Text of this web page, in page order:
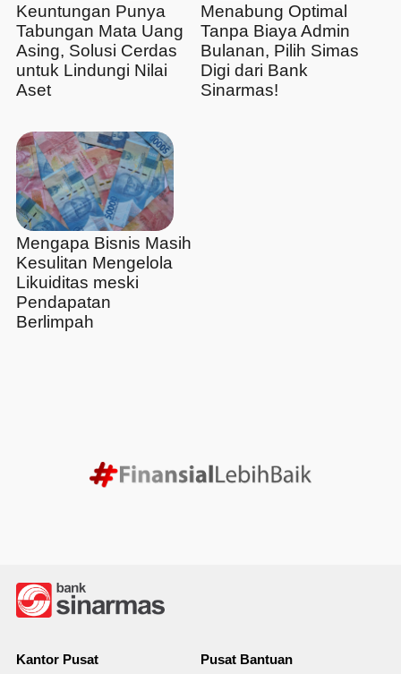
Keuntungan Punya
Tabungan Mata Uang
Asing, Solusi Cerdas
untuk Lindungi Nilai
Aset
Menabung Optimal
Tanpa Biaya Admin
Bulanan, Pilih Simas
Digi dari Bank
Sinarmas!
Mengapa Bisnis Masih
Kesulitan Mengelola
Likuiditas meski
Pendapatan
Berlimpah
Kantor Pusat
Pusat Bantuan